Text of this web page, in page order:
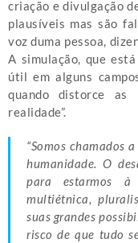
criação e divulgação
plausíveis mas são
voz duma pessoa,
A simulação, que
útil em alguns
quando distorce
realidade”.
“Somos chamados
humanidade. O
para estarmos à
multiétnica,
suas grandes
risco de que tudo